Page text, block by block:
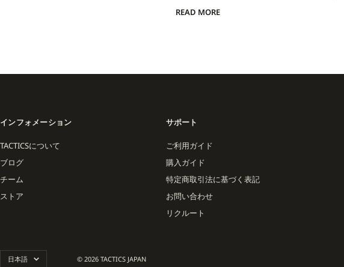
ードの Big Boy Jeans を筆頭に、動きやすさと
の物語性とリリースのタイミングを連動させる
Laurent、Shin Sanbongi らがそれぞれの街で刻
の実使用による検証がプロダクトの更新速度を
スケートボード用品としての性能、ファッショ
精度で束ねることで、ヨーロッパ発スケートブ
READ MORE
インフォメーション
TACTICSについて
ブログ
チーム
ストア
サポート
ご利用ガイド
購入ガイド
特定商取引法に基づく表記
お問い合わせ
リクルート
日本語 © 2026 TACTICS JAPAN